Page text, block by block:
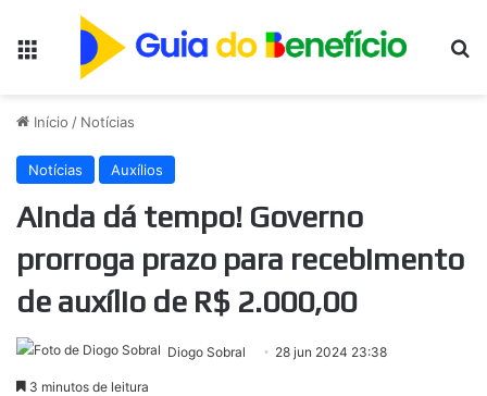
Início / Notícias
Notícias Auxílios
Ainda dá tempo! Governo
prorroga prazo para recebimento
de auxílio de R$ 2.000,00
Diogo Sobral 28 jun 2024 23:38
3 minutos de leitura